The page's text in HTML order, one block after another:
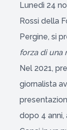
Lunedì 24
Rossi della
Pergine, si
forza di una
Nel 2021,
giornalista
dopo 4 anni,